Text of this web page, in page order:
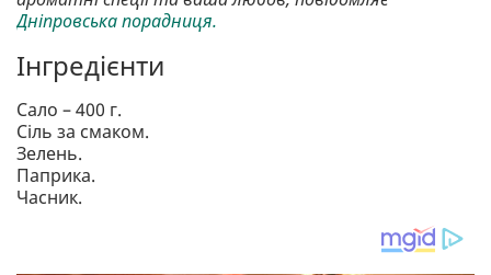
Дніпровська порадниця.
Інгредієнти
Сало – 400 г.
Сіль за смаком.
Зелень.
Паприка.
Часник.